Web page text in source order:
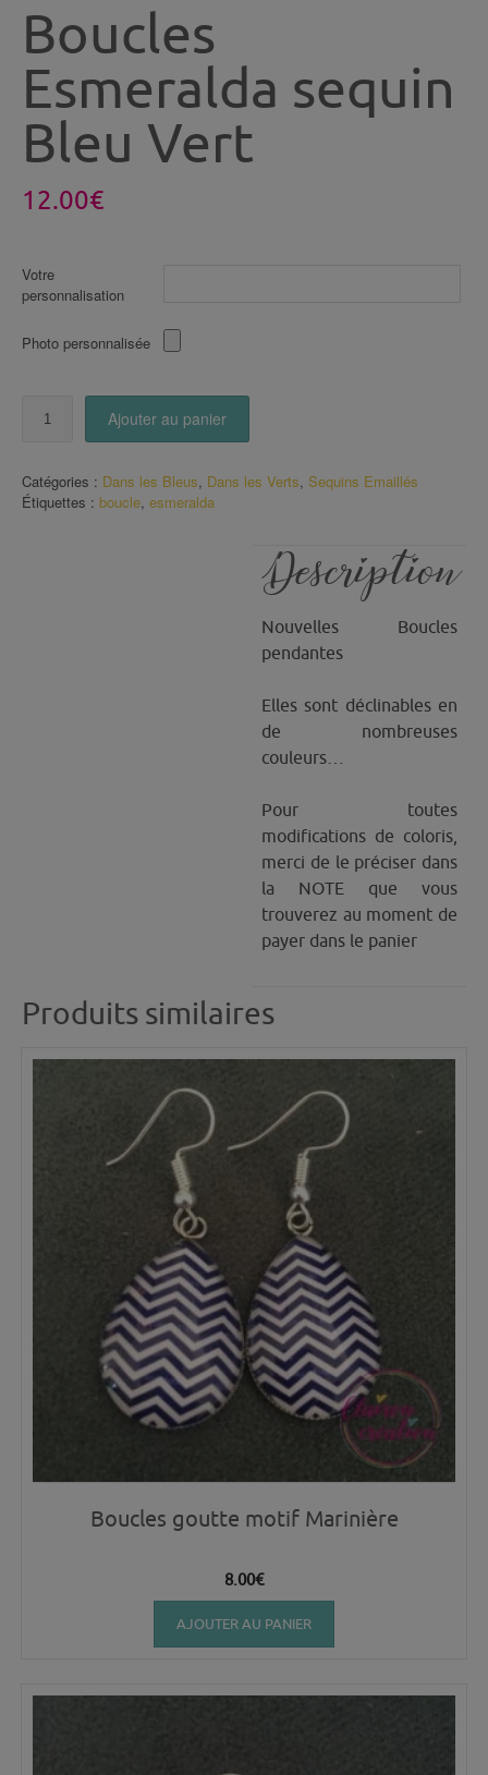
Boucles
Esmeralda sequin
Bleu Vert
12.00€
Votre
personnalisation
Photo personnalisée
sequin
Bleu
Ajouter au panier
Catégories : Dans les Bleus, Dans les Verts, Sequins Emaillés
Étiquettes : boucle, esmeralda
Description
Nouvelles Boucles
pendantes
Elles sont déclinables en
de nombreuses
couleurs…
Pour toutes
modifications de coloris,
merci de le préciser dans
la NOTE que vous
trouverez au moment de
payer dans le panier
Produits similaires
Boucles goutte motif Marinière
8.00€
AJOUTER AU PANIER